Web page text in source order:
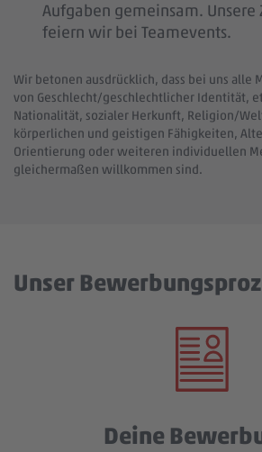
Aufgaben gemeinsam.
feiern wir bei Teamevents.
Wir betonen ausdrücklich, dass bei uns alle
von Geschlecht/geschlechtlicher Identität,
Nationalität, sozialer Herkunft, Religion/
körperlichen und geistigen Fähigkeiten,
Orientierung oder weiteren individuellen
gleichermaßen willkommen sind.
Unser
Deine